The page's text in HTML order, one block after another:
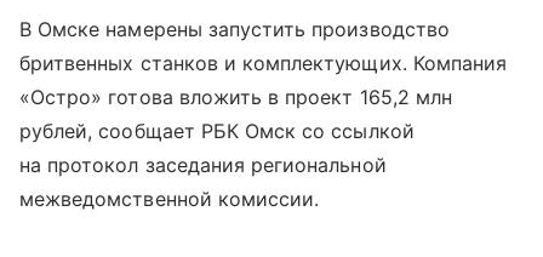
В Омске намерены запустить производство
бритвенных станков и комплектующих. Компания
«Остро» готова вложить в проект 165,2 млн
рублей, сообщает РБК Омск со ссылкой
на протокол заседания региональной
межведомственной комиссии.